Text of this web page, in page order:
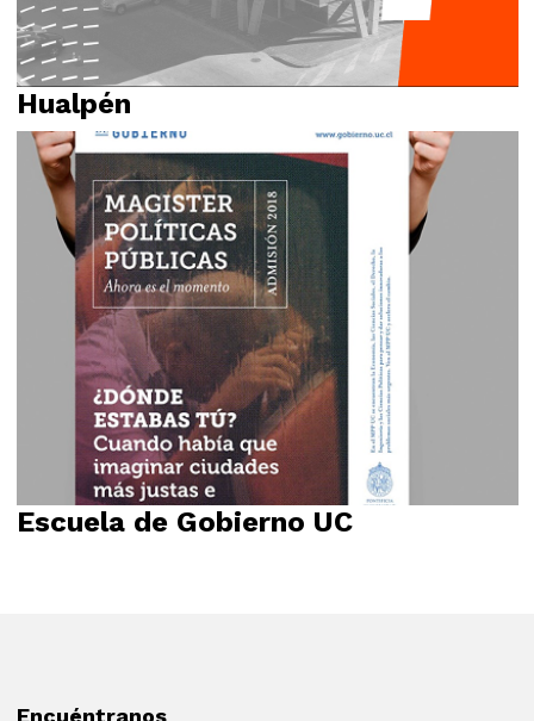
Identidad visual
Logotipo
Propósito
Relato
Hualpén
Escuela de Gobierno UC